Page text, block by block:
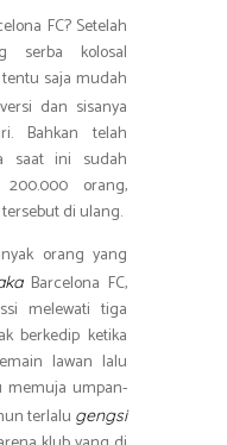
FC? Setelah
serba kolosal
tentu saja mudah
dan sisanya
Bahkan telah
saat ini sudah
orang,
di ulang.
orang yang
Barcelona FC,
melewati tiga
berkedip ketika
lawan lalu
memuja umpan-
terlalu gengsi